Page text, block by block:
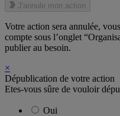
J'annule mon action
Votre action sera annulée,
compte sous l’onglet
publier au besoin.
×
Dépublication de votre action
Etes-vous sûre de vouloir
Oui